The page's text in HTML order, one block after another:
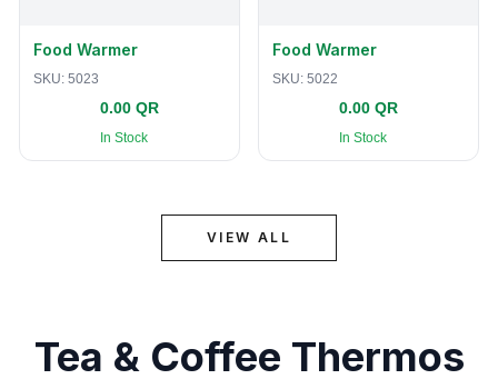
Food Warmer
SKU: 5023
0.00 QR
In Stock
Food Warmer
SKU: 5022
0.00 QR
In Stock
VIEW ALL
Tea & Coffee Thermos